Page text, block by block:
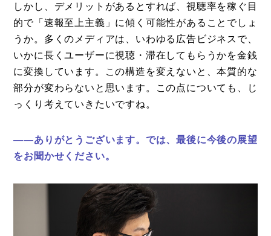
しかし、デメリットがあるとすれば、視聴率を稼ぐ目
的で「速報至上主義」に傾く可能性があることでしょ
うか。多くのメディアは、いわゆる広告ビジネスで、
いかに長くユーザーに視聴・滞在してもらうかを金銭
に変換しています。この構造を変えないと、本質的な
部分が変わらないと思います。この点についても、じ
っくり考えていきたいですね。
——ありがとうございます。では、最後に今後の展望
をお聞かせください。